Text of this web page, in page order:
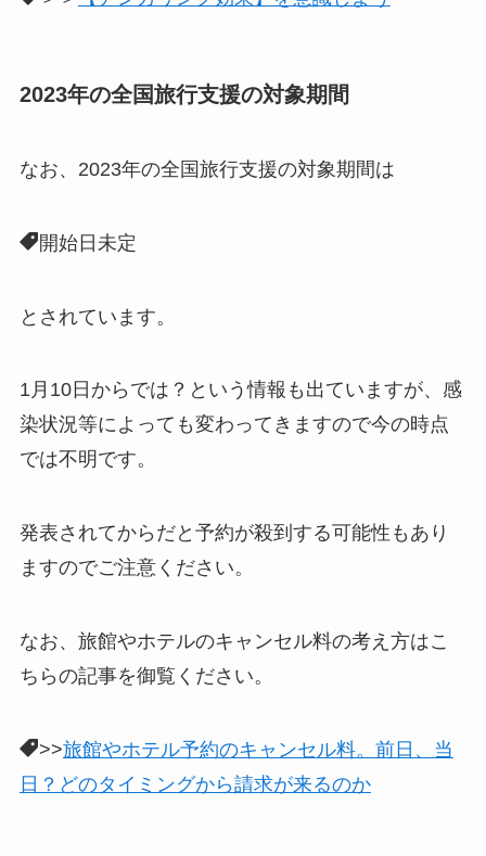
2023年の全国旅行支援の対象期間
なお、2023年の全国旅行支援の対象期間は
開始日未定
とされています。
1月10日からでは？という情報も出ていますが、感
染状況等によっても変わってきますので今の時点
では不明です。
発表されてからだと予約が殺到する可能性もあり
ますのでご注意ください。
なお、旅館やホテルのキャンセル料の考え方はこ
ちらの記事を御覧ください。
>>旅館やホテル予約のキャンセル料。前日、当
日？どのタイミングから請求が来るのか